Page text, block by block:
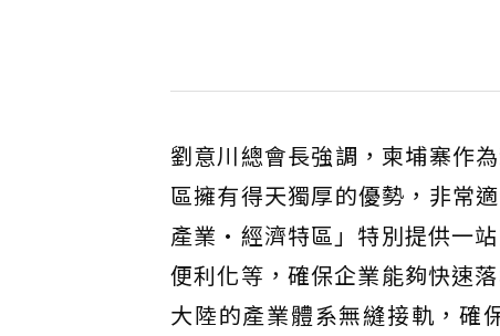
劉意川總會長強調，柬埔寨作
區擁有得天獨厚的優勢，非常
產業•經濟特區」特別提供一
便利化等，確保企業能夠快速
大陸的產業體系無縫接軌，確